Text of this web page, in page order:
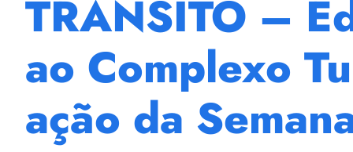
TRÂNSITO –
ao Complexo
ação da